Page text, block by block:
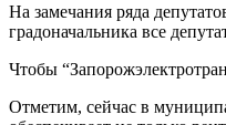
На замечания ряда
градоначальника все
Чтобы
Отметим, сейчас в